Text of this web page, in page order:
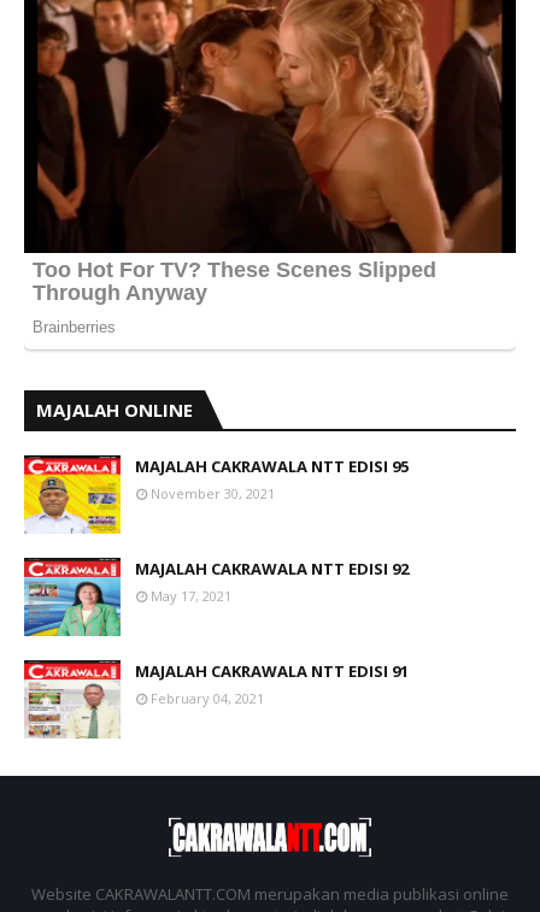
MAJALAH ONLINE
MAJALAH CAKRAWALA NTT EDISI 95
November 30, 2021
MAJALAH CAKRAWALA NTT EDISI 92
May 17, 2021
MAJALAH CAKRAWALA NTT EDISI 91
February 04, 2021
Website CAKRAWALANTT.COM merupakan media publikasi online